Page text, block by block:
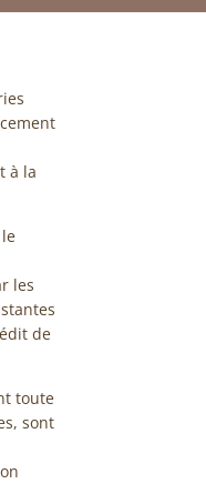
à la
les
de
toute
sont